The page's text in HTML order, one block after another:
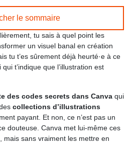
le sommaire
tu sais à quel point les
un visuel banal en création
tu t’es sûrement déjà heurté·e à ce
t’indique que l’illustration est
des codes secrets dans Canva qui
collections d’illustrations
payant. Et non, ce n’est pas un
douteuse. Canva met lui-même ces
mais sans vraiment les mettre en